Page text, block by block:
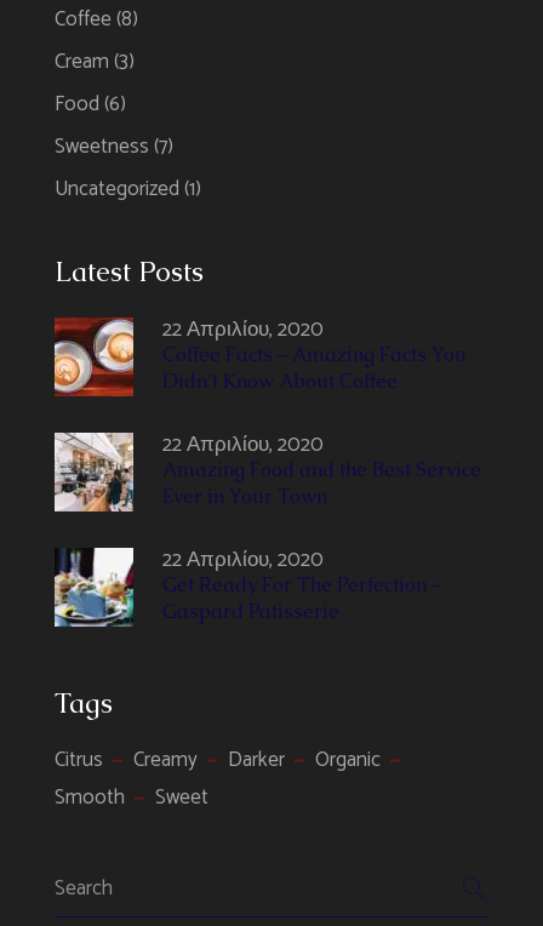
Coffee(8)
Cream(3)
Food(6)
Sweetness(7)
Uncategorized(1)
Latest Posts
22 Απριλίου, 2020
Coffee Facts – Amazing Facts You
Didn’t Know About Coffee
22 Απριλίου, 2020
Amazing Food and the Best Service
Ever in Your Town
22 Απριλίου, 2020
Get Ready For The Perfection –
Gaspard Patisserie
Tags
Citrus Creamy Darker
Organic
Smooth
Sweet
Search
for: